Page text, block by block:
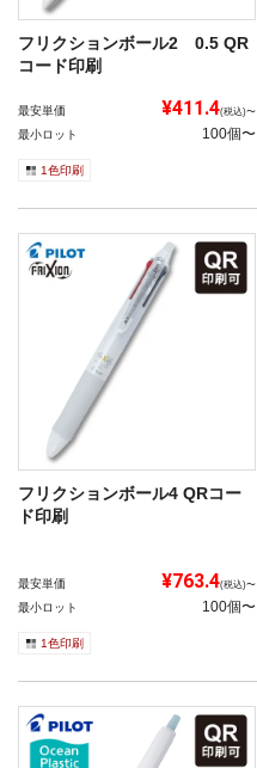
フリクションボール2 0.5 QR
コード印刷
最安単価 ¥411.4(税込)〜
最小ロット 100個〜
1色印刷
フリクションボール4 QRコー
ド印刷
最安単価 ¥763.4(税込)〜
最小ロット 100個〜
1色印刷